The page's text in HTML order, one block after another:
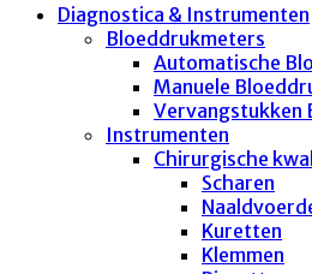
Diagnostica & Instrumenten
Bloeddrukmeters
Automatische
Manuele
Vervangstukken
Instrumenten
Chirurgische
Scharen
Kuretten
Klemmen